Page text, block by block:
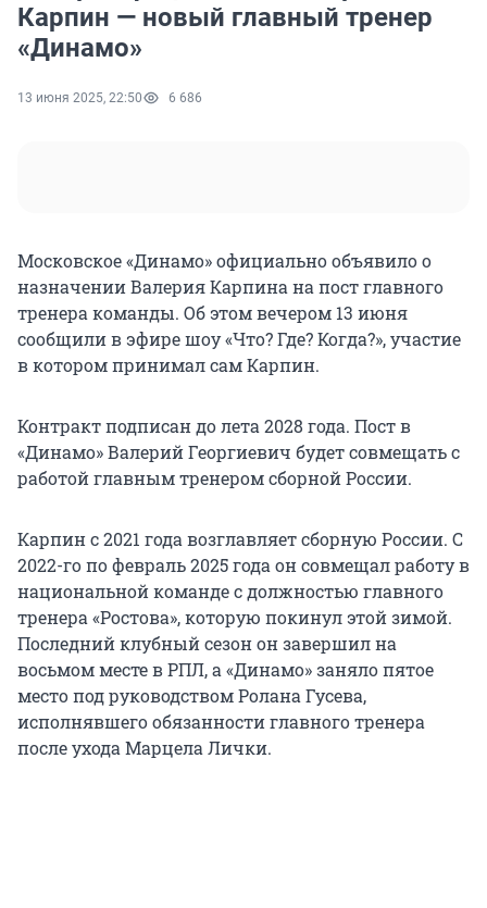
Карпин — новый главный тренер
«Динамо»
13 июня 2025, 22:50 6 686
Московское «Динамо» официально объявило о
назначении Валерия Карпина на пост главного
тренера команды. Об этом вечером 13 июня
сообщили в эфире шоу «Что? Где? Когда?», участие
в котором принимал сам Карпин.
Контракт подписан до лета 2028 года. Пост в
«Динамо» Валерий Георгиевич будет совмещать с
работой главным тренером сборной России.
Карпин с 2021 года возглавляет сборную России. С
2022-го по февраль 2025 года он совмещал работу в
национальной команде с должностью главного
тренера «Ростова», которую покинул этой зимой.
Последний клубный сезон он завершил на
восьмом месте в РПЛ, а «Динамо» заняло пятое
место под руководством Ролана Гусева,
исполнявшего обязанности главного тренера
после ухода Марцела Лички.